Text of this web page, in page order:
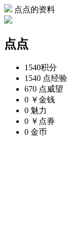
点点的资料
点点
1540积分
1540 点经验
670 点威望
0 ￥金钱
0 魅力
0 ￥ 点券
0 金币